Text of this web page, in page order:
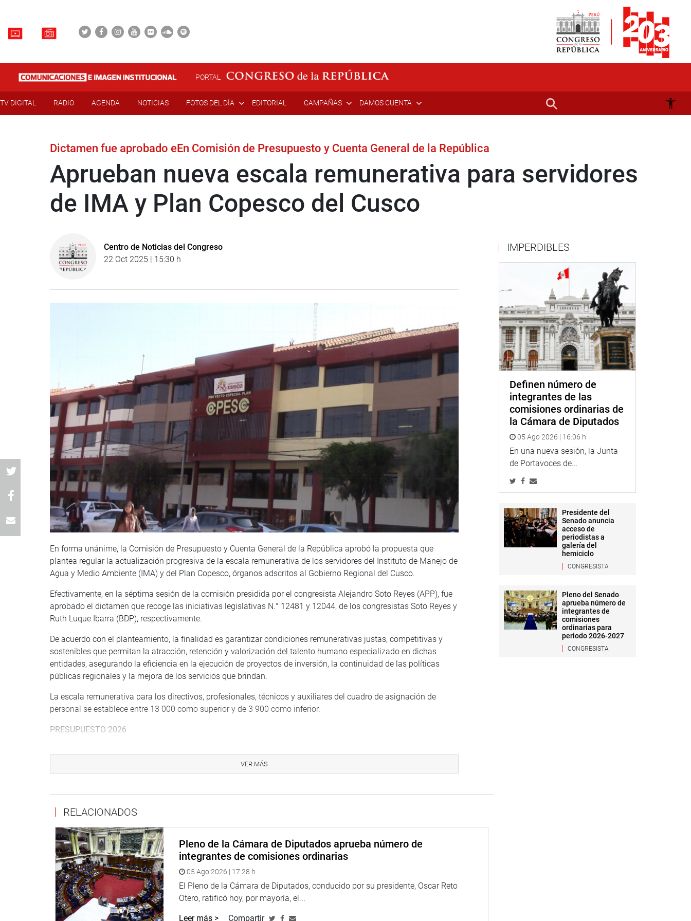
PORTAL
TV DIGITAL RADIO AGENDA NOTICIAS FOTOS DEL DÍA EDITORIAL CAMPAÑAS DAMOS CUENTA
Dictamen fue aprobado eEn Comisión de Presupuesto y Cuenta General de la República
Aprueban nueva escala remunerativa para servidores
de IMA y Plan Copesco del Cusco
Centro de Noticias del Congreso
22 Oct 2025 | 15:30 h
En forma unánime, la Comisión de Presupuesto y Cuenta General de la República aprobó la propuesta que
plantea regular la actualización progresiva de la escala remunerativa de los servidores del Instituto de Manejo de
Agua y Medio Ambiente (IMA) y del Plan Copesco, órganos adscritos al Gobierno Regional del Cusco.
Efectivamente, en la séptima sesión de la comisión presidida por el congresista Alejandro Soto Reyes (APP), fue
aprobado el dictamen que recoge las iniciativas legislativas N.° 12481 y 12044, de los congresistas Soto Reyes y
Ruth Luque Ibarra (BDP), respectivamente.
De acuerdo con el planteamiento, la finalidad es garantizar condiciones remunerativas justas, competitivas y
sostenibles que permitan la atracción, retención y valorización del talento humano especializado en dichas
entidades, asegurando la eficiencia en la ejecución de proyectos de inversión, la continuidad de las políticas
públicas regionales y la mejora de los servicios que brindan.
La escala remunerativa para los directivos, profesionales, técnicos y auxiliares del cuadro de asignación de
personal se establece entre 13 000 como superior y de 3 900 como inferior.
PRESUPUESTO 2026
Exteriores y de Comercio Exterior y Turismo para exponer sobre los presupuestos asignados para el Año fiscal
2026.
PCM
El ministro Ernesto Álvarez Miranda dijo que hay una gran demanda que se encuentra embalsada. “Nos ha
sorprendido el nivel de abandono de poblados muy importantes, como los de frontera que muchas veces tienen
que recurrir a las ciudades vecinas”, señaló.
Manifestó también que la descolmatación de los ríos debería ser una actividad permanente, pero que no arroja
dividendos políticos. “En realidad no se ganan votos por utilizar recursos que son muy escasos por lo que
muchos gobiernos regionales y municipios no hacen ese trabajo o lo hacen a destiempo cuando estalla el
problema”, manifestó.
Consideró que tienen que destrabarse proyectos de inversión y diversos sectores productivos, como la pesca, la
VER MÁS
RELACIONADOS
Pleno de la Cámara de Diputados aprueba número de
integrantes de comisiones ordinarias
05 Ago 2026 | 17:28 h
El Pleno de la Cámara de Diputados, conducido por su presidente, Oscar Reto
Otero, ratificó hoy, por mayoría, el...
Leer más > Compartir
IMPERDIBLES
Definen número de
integrantes de las
comisiones ordinarias de
la Cámara de Diputados
05 Ago 2026 | 16:06 h
En una nueva sesión, la Junta
de Portavoces de...
Presidente del
Senado anuncia
acceso de
periodistas a
galería del
hemiciclo
CONGRESISTA
Pleno del Senado
aprueba número de
integrantes de
comisiones
ordinarias para
periodo 2026-2027
CONGRESISTA